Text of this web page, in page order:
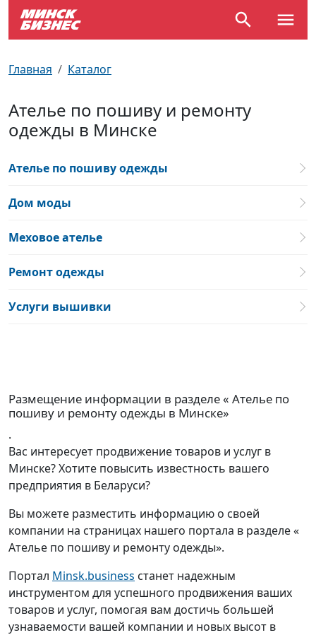
Главная Каталог
Ателье по пошиву и ремонту
одежды в Минске
Ателье по пошиву одежды
Дом моды
Меховое ателье
Ремонт одежды
Услуги вышивки
Размещение информации в разделе « Ателье по
пошиву и ремонту одежды в Минске»
.
Вас интересует продвижение товаров и услуг в
Минске? Хотите повысить известность вашего
предприятия в Беларуси?
Вы можете разместить информацию о своей
компании на страницах нашего портала в разделе «
Ателье по пошиву и ремонту одежды».
Портал Minsk.business станет надежным
инструментом для успешного продвижения ваших
товаров и услуг, помогая вам достичь большей
узнаваемости вашей компании и новых высот в
Возле метро
Почтовые индексы
Улицы Минска
Производственный календарь
Документы для ЗАГСа
Схема метро
Пробки на дорогах
Самолеты